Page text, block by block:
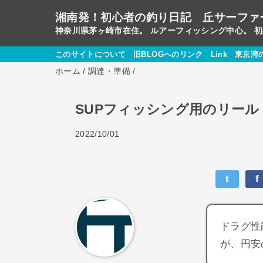
湘南発！初心者の釣り日記 丘サーファ
神奈川県茅ヶ崎市在住。 ルアーフィッシング中心。
このサイトについて 旧BLOGへのリンク Link 東京湾
ホーム /調達・準備 /
SUPフィッシング用のリール
2022/10/01
t f
ドラグ
が、円